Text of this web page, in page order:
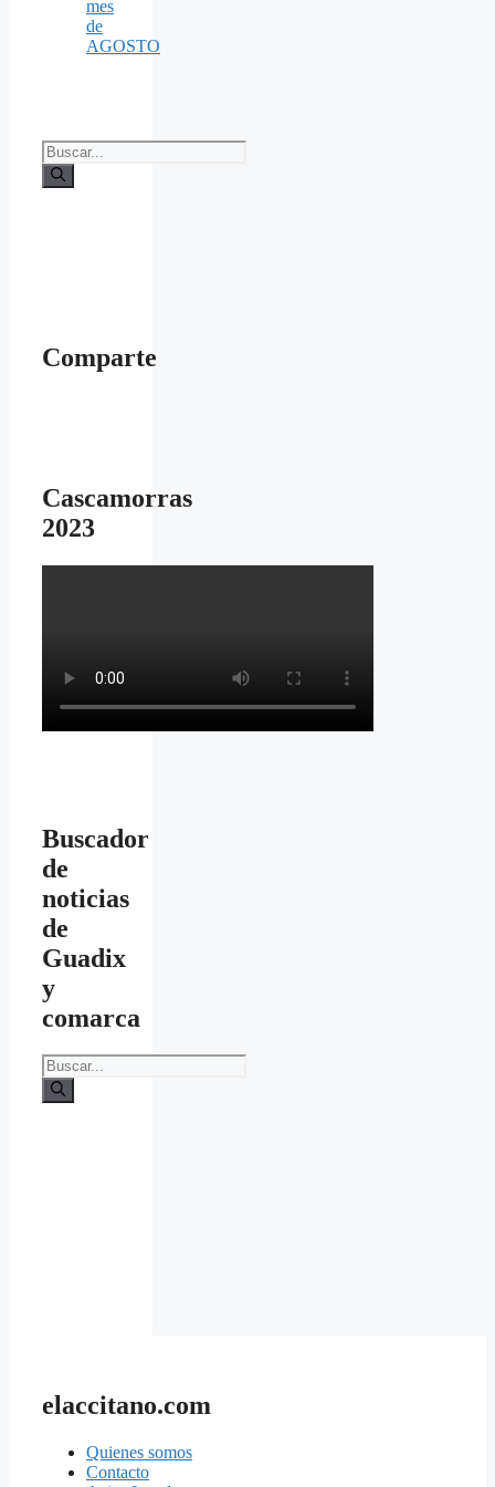
mes
de
AGOSTO
Buscar:
Comparte
Cascamorras
2023
Buscador
de
noticias
de
Guadix
y
comarca
Buscar:
elaccitano.com
Quienes somos
Contacto